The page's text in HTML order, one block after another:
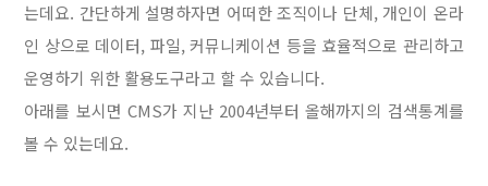
는데요. 간단하게 설명하자면 어떠한 조직이나 단체, 개인이 온라
인 상으로 데이터, 파일, 커뮤니케이션 등을 효율적으로 관리하고
운영하기 위한 활용도구라고 할 수 있습니다.
아래를 보시면 CMS가 지난 2004년부터 올해까지의 검색통계를
볼 수 있는데요.